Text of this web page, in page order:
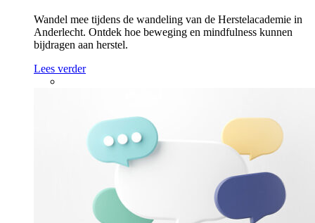
Wandel mee tijdens de wandeling van de Herstelacademie in
Anderlecht. Ontdek hoe beweging en mindfulness kunnen
bijdragen aan herstel.
Lees verder